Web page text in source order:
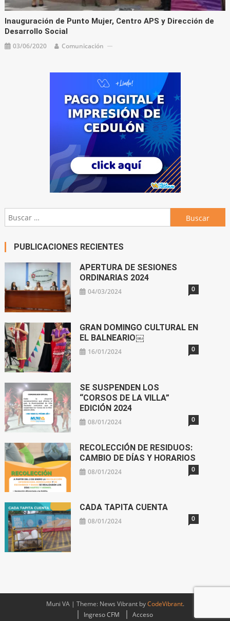
Inauguración de Punto Mujer, Centro APS y Dirección de
Desarrollo Social
03/06/2020 Comunicación
Buscar:
PUBLICACIONES RECIENTES
APERTURA DE SESIONES
ORDINARIAS 2024
04/03/2024 0
GRAN DOMINGO CULTURAL EN
EL BALNEARIO￼
16/01/2024 0
SE SUSPENDEN LOS
“CORSOS DE LA VILLA”
EDICIÓN 2024
08/01/2024 0
RECOLECCIÓN DE RESIDUOS:
CAMBIO DE DÍAS Y HORARIOS
08/01/2024 0
CADA TAPITA CUENTA
08/01/2024 0
Muni VA | Theme: News Vibrant byCodeVibrant.
Ingreso CFM
Acceso